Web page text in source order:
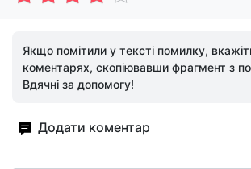
Якщо помітили у тексті помилку,
коментарях, скопіювавши фрагмент з
Вдячні за допомогу!
Додати коментар